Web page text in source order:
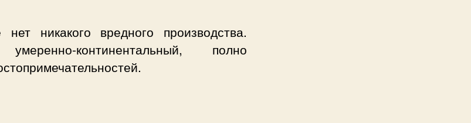
никакого вредного производства.
континентальный, полно